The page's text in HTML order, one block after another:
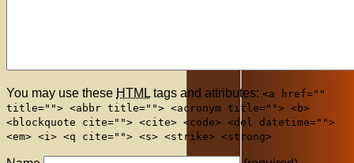
You may use these HTML tags and attributes: <a href=""
title=""> <abbr title=""> <acronym title=""> <b>
<blockquote cite=""> <cite> <code> <del datetime="">
<em> <i> <q cite=""> <s> <strike> <strong>